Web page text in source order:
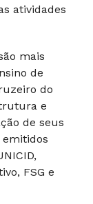
atividades
mais
de
do
e
de seus
FSG e